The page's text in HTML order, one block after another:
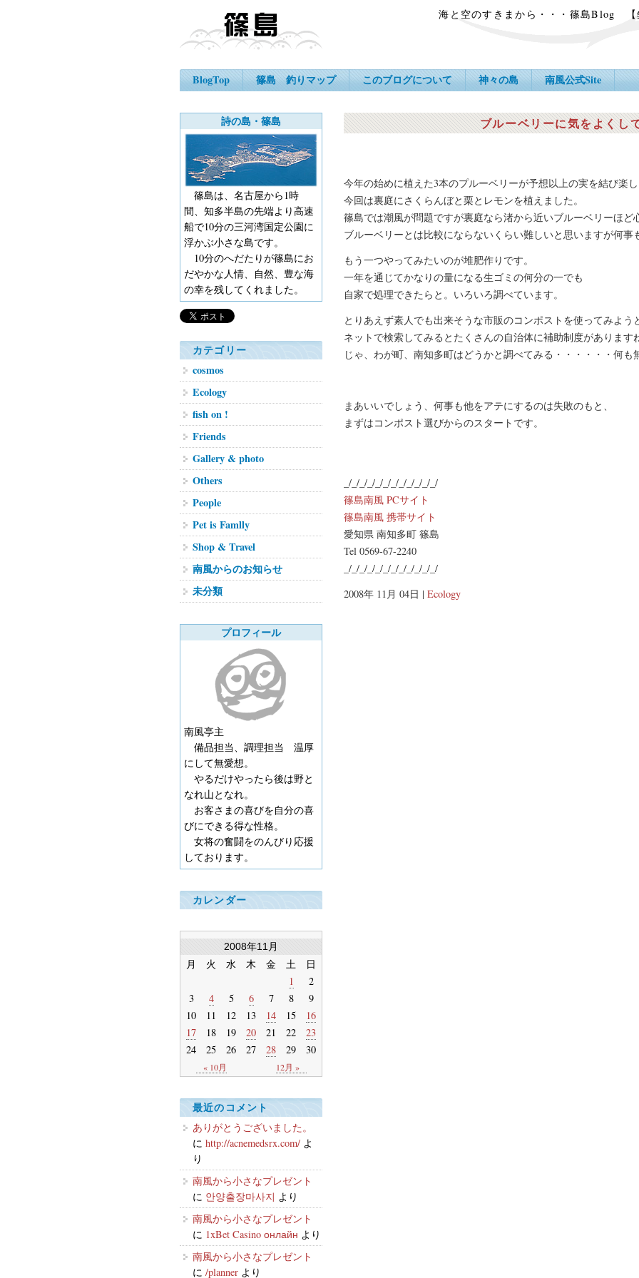
海と空のすきまから・・・篠島Blog 【
BlogTop 篠島 釣りマップ このブログについて 神々の島 南風公式Site
ブルーベリーに気をよくし
今年の始めに植えた3本のプルーベリーが予想以上の実を結び楽し
今回は裏庭にさくらんぼと栗とレモンを植えました。
篠島では潮風が問題ですが裏庭なら渚から近いブルーベリーほど
ブルーベリーとは比較にならないくらい難しいと思いますが何事
もう一つやってみたいのが堆肥作りです。
一年を通じてかなりの量になる生ゴミの何分の一でも
自家で処理できたらと。いろいろ調べています。
とりあえず素人でも出来そうな市販のコンポストを使ってみよう
ネットで検索してみるとたくさんの自治体に補助制度があります
じゃ、わが町、南知多町はどうかと調べてみる・・・・・・何も
まあいいでしょう、何事も他をアテにするのは失敗のもと、
まずはコンポスト選びからのスタートです。
_/_/_/_/_/_/_/_/_/_/_/_/
篠島南風 PCサイト
篠島南風 携帯サイト
愛知県 南知多町 篠島
Tel 0569-67-2240
_/_/_/_/_/_/_/_/_/_/_/_/
2008年 11月 04日 | Ecology
詩の島・篠島
篠島は、名古屋から1時
間、知多半島の先端より高速
船で10分の三河湾国定公園に
浮かぶ小さな島です。
10分のへだたりが篠島にお
だやかな人情、自然、豊な海
の幸を残してくれました。
カテゴリー
cosmos
Ecology
fish on !
Friends
Gallery & photo
Others
People
Pet is Famlly
Shop & Travel
南風からのお知らせ
未分類
プロフィール
南風亭主
備品担当、調理担当 温厚
にして無愛想。
やるだけやったら後は野と
なれ山となれ。
お客さまの喜びを自分の喜
びにできる得な性格。
女将の奮闘をのんびり応援
しております。
カレンダー
2008年11月
月 火 水 木 金 土 日
« 10月 12月 »
1
2
3
4 5 6 7 8
9
10
11 12 13 14 15
16
17
18 19 20 21 22
23
24
25 26 27 28 29 30
最近のコメント
ありがとうございました。
に http://acnemedsrx.com/ よ
り
南風から小さなプレゼント
に 안양출장마사지 より
南風から小さなプレゼント
に 1xBet Casino онлайн より
南風から小さなプレゼント
に /planner より